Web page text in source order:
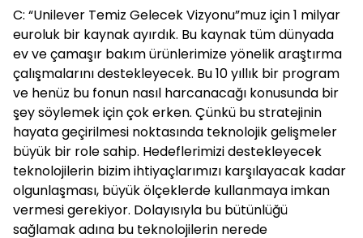
C: “Unilever Temiz Gelecek Vizyonu”muz için 1 milyar
euroluk bir kaynak ayırdık. Bu kaynak tüm dünyada
ev ve çamaşır bakım ürünlerimize yönelik araştırma
çalışmalarını destekleyecek. Bu 10 yıllık bir program
ve henüz bu fonun nasıl harcanacağı konusunda bir
şey söylemek için çok erken. Çünkü bu stratejinin
hayata geçirilmesi noktasında teknolojik gelişmeler
büyük bir role sahip. Hedeflerimizi destekleyecek
teknolojilerin bizim ihtiyaçlarımızı karşılayacak kadar
olgunlaşması, büyük ölçeklerde kullanmaya imkan
vermesi gerekiyor. Dolayısıyla bu bütünlüğü
sağlamak adına bu teknolojilerin nerede